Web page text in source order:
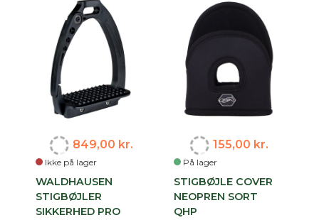
Ikke på lager
849,00 kr.
WALDHAUSEN
STIGBØJLER
SIKKERHED PRO
På lager
155,00 kr.
STIGBØJLE COVER
NEOPREN SORT
QHP